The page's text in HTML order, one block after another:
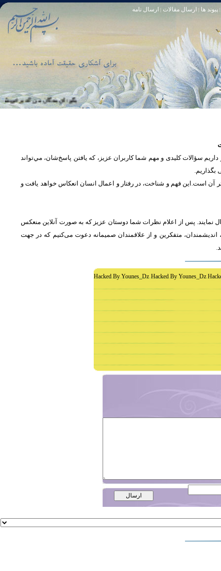
پیوند ها ارسال مقالات ارسال نامه
بگو: اى بندگان من كه بر خويشتنتا [مبادا] كسى بگويد: افسوس بر آنچه در كار خدا كوتاهى كردم! و حقّا كه من از ريشخند كنندگان بودم. سوره زمر 56
سؤالات کلیدی و مهم شما كاربران عزیز، که یافتن پاسخ‌‌شان، مي‌تواند
بگذاریم.
آن است.این فهم و شناخت، در رفتار و اعمال انسان انعكاس خواهد يافت و
پس از اعلام نظرات شما دوستان عزیز که به صورت آنلاین منعکس
متفکرین و از علاقمندان صمیمانه دعوت می‌کنیم که در جهت
Hacked By Younes_Dz Hacked By Younes_Dz